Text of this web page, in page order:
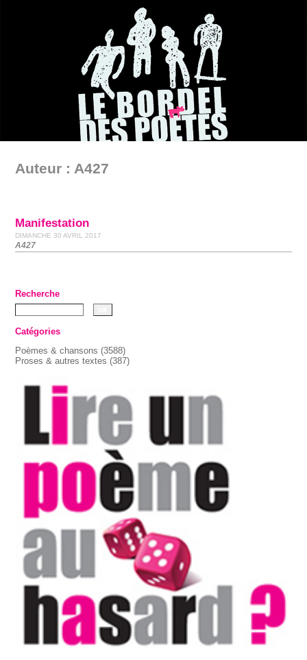
Auteur : A427
Manifestation
DIMANCHE 30 AVRIL 2017
A427
Recherche
Catégories
Poèmes & chansons (3588)
Proses & autres textes (387)